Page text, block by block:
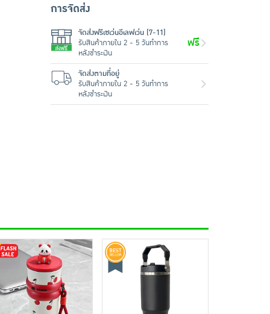
การจัดส่ง
จัดส่งฟรีเซเว่นอีเลฟเว่น (7-11)
รับสินค้าภายใน 2 - 5 วันทำการ
หลังชำระเงิน
ฟรี
จัดส่งตามที่อยู่
รับสินค้าภายใน 2 - 5 วันทำการ
หลังชำระเงิน